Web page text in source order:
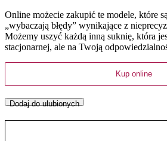
Online możecie zakupić te modele, które
„wybaczają błędy” wynikające z
Możemy uszyć każdą inną suknię, która
stacjonarnej, ale na Twoją
Kup online
Dodaj do ulubionych